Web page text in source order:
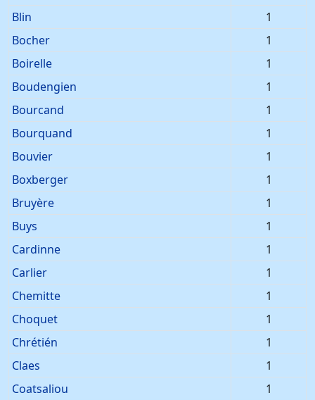
Blin
1
Bocher
1
Boirelle
1
Boudengien
1
Bourcand
1
Bourquand
1
Bouvier
1
Boxberger
1
Bruyère
1
Buys
1
Cardinne
1
Carlier
1
Chemitte
1
Choquet
1
Chrétién
1
Claes
1
Coatsaliou
1